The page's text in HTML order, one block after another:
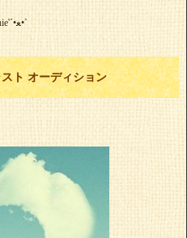
おばちゃん チャンスだ！ 頑張れ。yoshie'‎´•ﻌ•`
ト オーディション